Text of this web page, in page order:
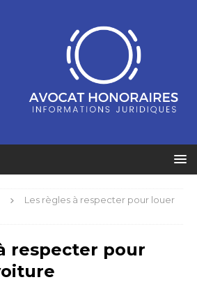
Les règles à respecter pour louer
respecter pour